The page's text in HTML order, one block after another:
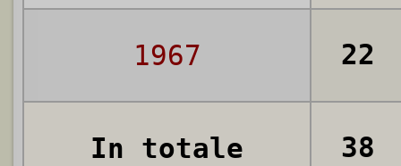
1967 22
In totale 38